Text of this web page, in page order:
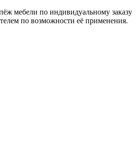
мебели по индивидуальному заказу
по возможности её применения.